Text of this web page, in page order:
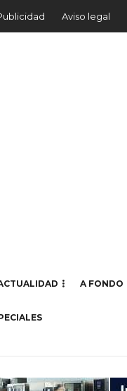
Aviso legal
A FONDO